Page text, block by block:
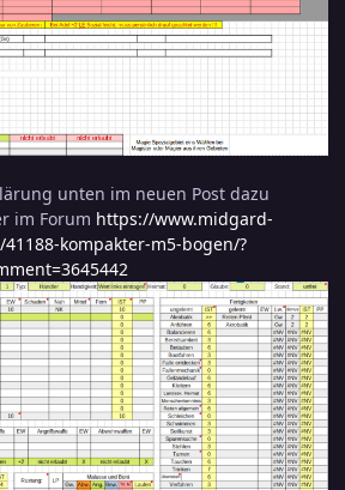
unten im neuen Post dazu
im Forum https://www.midgard-
kompakter-m5-bogen/?